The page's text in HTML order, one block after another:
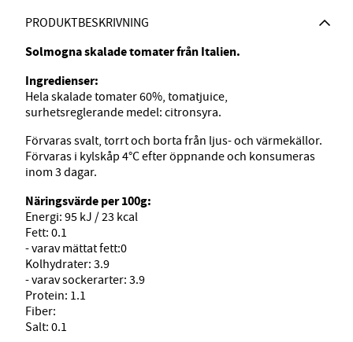
PRODUKTBESKRIVNING
Solmogna skalade tomater från Italien.
Ingredienser:
Hela skalade tomater 60%, tomatjuice,
surhetsreglerande medel: citronsyra.
Förvaras svalt, torrt och borta från ljus- och värmekällor.
Förvaras i kylskåp 4°C efter öppnande och konsumeras
inom 3 dagar.
Näringsvärde per 100g:
Energi: 95 kJ / 23 kcal
Fett: 0.1
- varav mättat fett:0
Kolhydrater: 3.9
- varav sockerarter: 3.9
Protein: 1.1
Fiber:
Salt: 0.1